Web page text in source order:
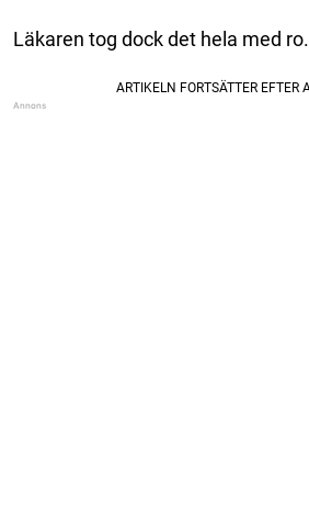
Läkaren tog dock det hela med ro.